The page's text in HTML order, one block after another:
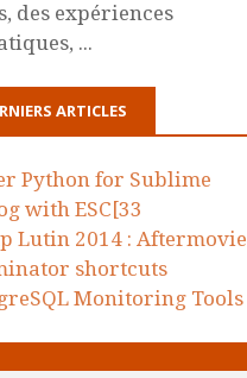
des expériences
...
ARTICLES
Python for Sublime
with ESC[33
Lutin 2014 : Aftermovie
shortcuts
Monitoring Tools